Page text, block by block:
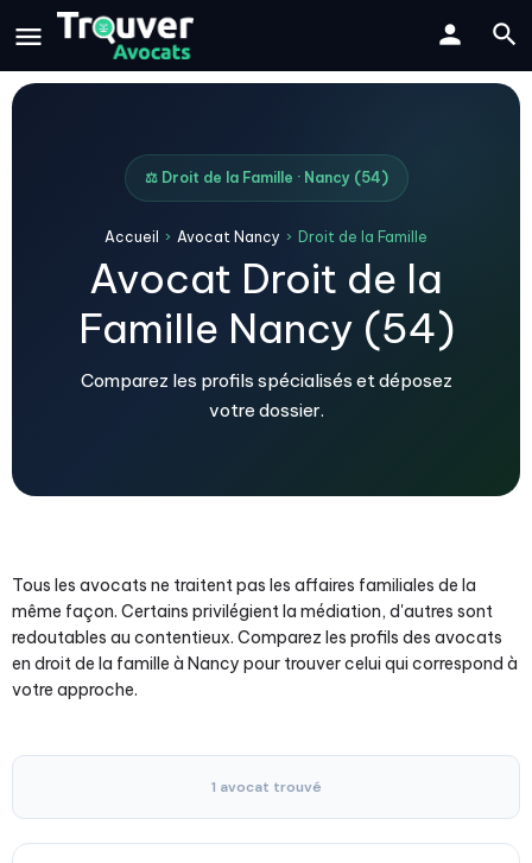
⚖️ Droit de la Famille · Nancy (54)
Accueil › Avocat Nancy › Droit de la Famille
Avocat Droit de la
Famille Nancy (54)
Comparez les profils spécialisés et déposez
votre dossier.
Tous les avocats ne traitent pas les affaires familiales de la
même façon. Certains privilégient la médiation, d'autres sont
redoutables au contentieux. Comparez les profils des avocats
en droit de la famille à Nancy pour trouver celui qui correspond à
votre approche.
1 avocat trouvé